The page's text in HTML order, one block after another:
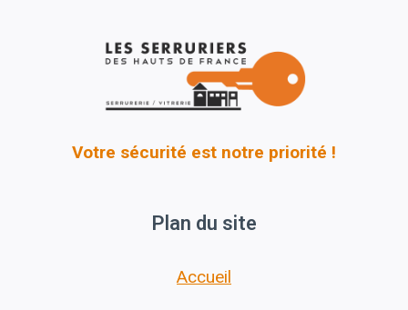
Votre sécurité est notre priorité !
Plan du site
Accueil